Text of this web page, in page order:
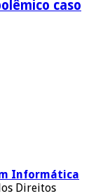
caso
Informática
Direitos